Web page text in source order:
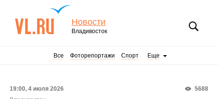
Новости
Владивосток
Все Фоторепортажи Спорт Еще
5688
19:00, 4 июля 2026